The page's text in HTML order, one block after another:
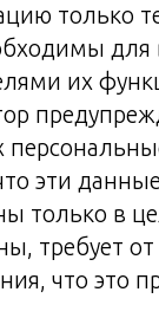
только
для
их
эти
только в
требует от
что это